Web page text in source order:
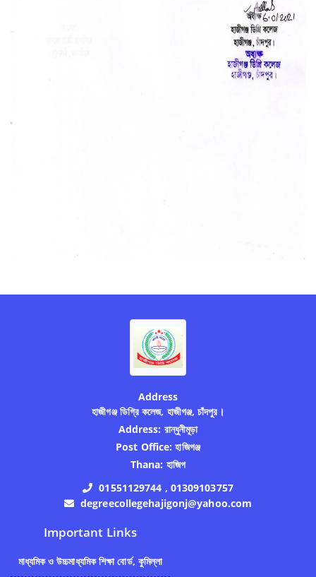
Address
হাজীগঞ্জ ডিগ্রি কলেজ, হাজীগঞ্জ, চাঁদপুর।
Address: রান্ধুনীমূড়া
Post Office: হাজিগঞ্জ
Thana: হাজিগ
01551129744 , 01309103757
degreecollegehajigonj@yahoo.com
Important Links
মাধ্যমিক ও উচ্চমাধ্যমিক শিক্ষা বোর্ড, কুমিল্লা